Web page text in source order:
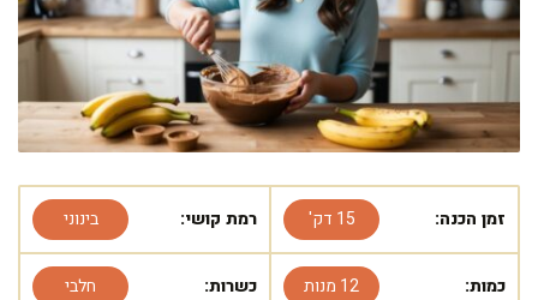
זמן הכנה: 15 דק' רמת קושי: בינוני
כמות: 12 מנות כשרות: חלבי